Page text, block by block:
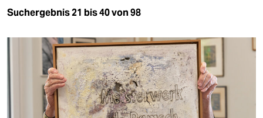
themen
öko
gesellschaft
Suchergebnis 21 bis 40 von 98